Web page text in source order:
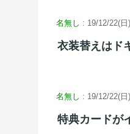
名無し : 19/12/22(日)
衣装替えはド
名無し : 19/12/22(日)
特典カードが